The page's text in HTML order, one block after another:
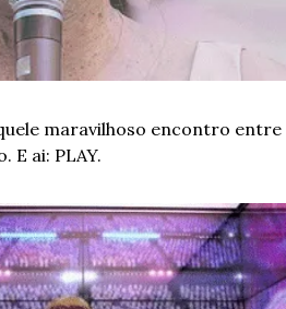
maravilhoso encontro entre
E ai: PLAY.